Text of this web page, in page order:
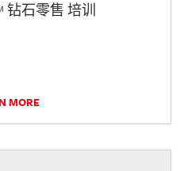
钻石零售 培训
MORE